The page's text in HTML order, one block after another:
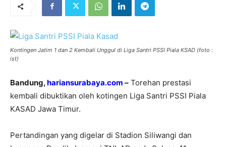
Kontingen Jatim 1 dan 2 Kembali Unggul di Liga Santri PSSI Piala KSAD (foto :
ist)
Bandung,hariansurabaya.com – Torehan prestasi
kembali dibuktikan oleh kotingen Liga Santri PSSI Piala
KASAD Jawa Timur.
Pertandingan yang digelar di Stadion Siliwangi dan